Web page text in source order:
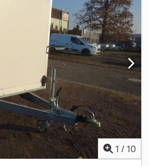
3.500 kg, magas alvázas,
szivattyúval, hátsó inga oldalfal,
magas alvázas, elektromos
inga oldalfal. Hibák és előzetes
jármű nincs felkészítve.
1 / 10